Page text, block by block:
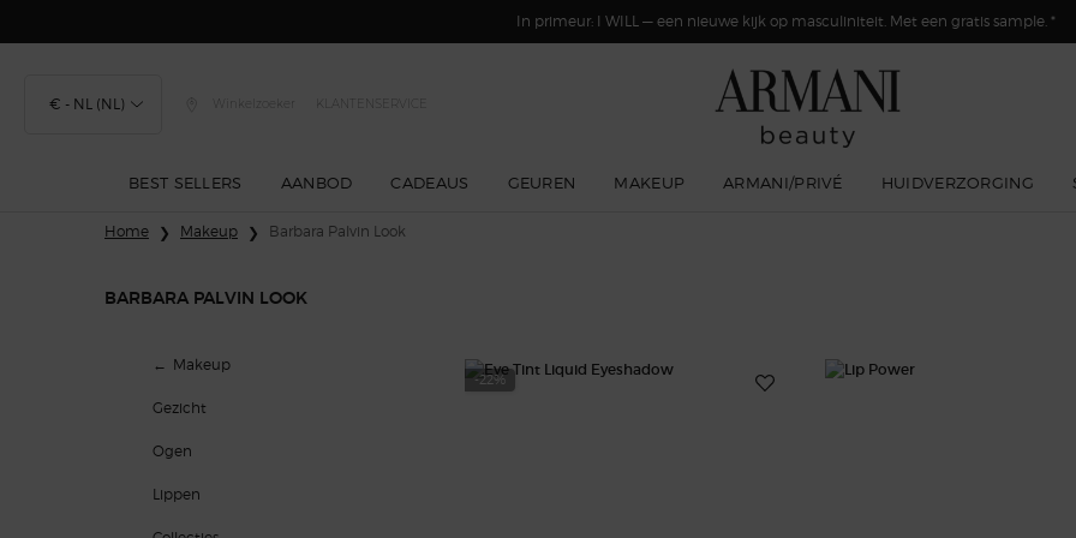
In primeur: I WILL — een nieuwe kijk op masculiniteit. Met een gratis sample. *
€ - NL (NL) Winkelzoeker KLANTENSERVICE
BEST SELLERS AANBOD CADEAUS GEUREN MAKEUP ARMANI/PRIVÉ HUIDVERZORGING
Home Makeup Barbara Palvin Look
BARBARA PALVIN LOOK
Makeup
Gezicht
Ogen
Lippen
-22%